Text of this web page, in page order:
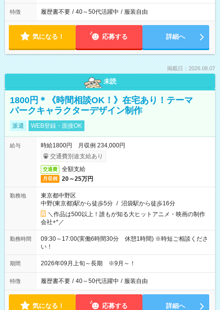
特徴 履歴書不要 / 40～50代活躍中 / 服装自由
気になる！ 応募する 詳細へ
掲載日：2026.08.07
未読
1800円＊《時間相談OK！》在宅あり！テーマ
パークキャラクターデザイン制作
派遣 WEB登録・面接OK
給与
時給1800円 月収例 234,000円
交通費別途支給あり
交通費 全額支給
月収例 20～25万円
勤務地
東京都中野区
中野(東京都)駅から徒歩5分 / 沼袋駅から徒歩16分
＼作品は500以上！誰もが知る大ヒットアニメ・映画の制作
会社+*／
勤務時間
09:30～17:00(実働6時間30分 休憩1時間) ※時短ご相談くださ
い！
期間 2026年09月上旬～長期 ※9月～！
特徴 履歴書不要 / 40～50代活躍中 / 服装自由
気になる！ 応募する 詳細へ